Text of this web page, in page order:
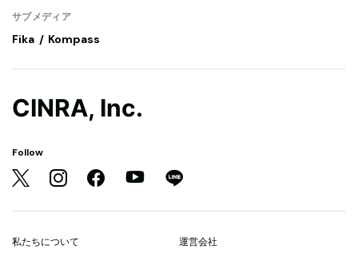
サブメディア
Fika Kompass
CINRA, Inc.
Follow
私たちについて 運営会社